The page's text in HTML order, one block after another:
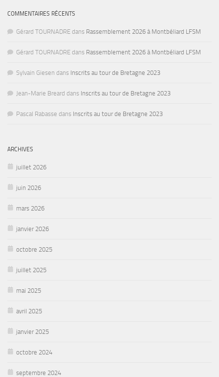
COMMENTAIRES RÉCENTS
Gérard TOURNADRE dans Rassemblement 2026 à Montbéliard LFSM
Gérard TOURNADRE dans Rassemblement 2026 à Montbéliard LFSM
Sylvain Giesen dans Inscrits au tour de Bretagne 2023
Jean-Marie Breard dans Inscrits au tour de Bretagne 2023
Pascal Rabasse dans Inscrits au tour de Bretagne 2023
ARCHIVES
juillet 2026
juin 2026
mars 2026
janvier 2026
octobre 2025
juillet 2025
mai 2025
avril 2025
janvier 2025
octobre 2024
septembre 2024